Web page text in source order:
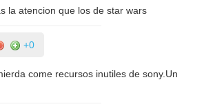
la atencion que los de star wars
+0
come recursos inutiles de sony.Un